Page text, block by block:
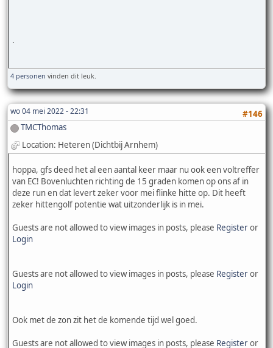
.
4 personen vinden dit leuk.
wo 04 mei 2022 - 22:31
#146
TMCThomas
Location: Heteren (Dichtbij Arnhem)
hoppa, gfs deed het al een aantal keer maar nu ook een voltreffer
van EC! Bovenluchten richting de 15 graden komen op ons af in
deze run en dat levert zeker voor mei flinke hitte op. Dit heeft
zeker hittengolf potentie wat uitzonderlijk is in mei.
Guests are not allowed to view images in posts, please Registeror
Login
Guests are not allowed to view images in posts, please Registeror
Login
Ook met de zon zit het de komende tijd wel goed.
Guests are not allowed to view images in posts, please Registeror